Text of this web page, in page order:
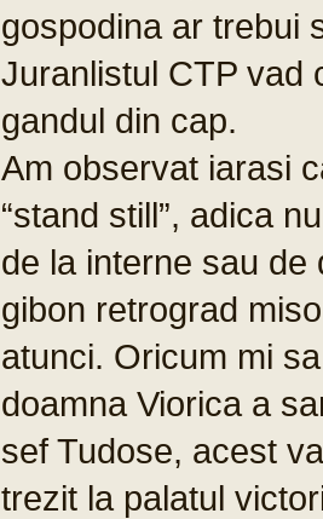
gospodina ar trebui
Juranlistul CTP vad
gandul din cap.
Am observat iarasi
“stand still”, adica
de la interne sau de
gibon retrograd
atunci. Oricum mi
doamna Viorica a
sef Tudose, acest
trezit la palatul